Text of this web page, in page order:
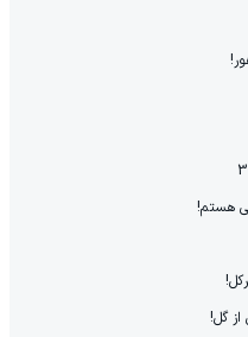
هستم!
گل!